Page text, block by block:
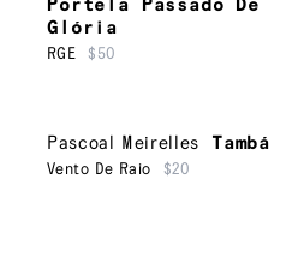
Portela Passado De
Glória
RGE $50
Pascoal Meirelles Tambá
Vento De Raio $20